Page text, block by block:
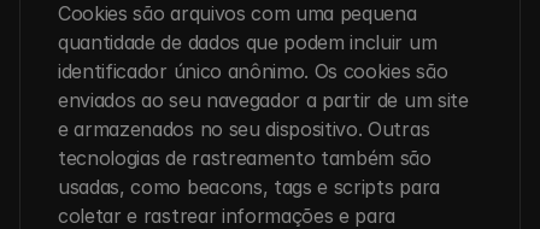
Cookies são arquivos com uma pequena
quantidade de dados que podem incluir um
identificador único anônimo. Os cookies são
enviados ao seu navegador a partir de um site
e armazenados no seu dispositivo. Outras
tecnologias de rastreamento também são
usadas, como beacons, tags e scripts para
coletar e rastrear informações e para